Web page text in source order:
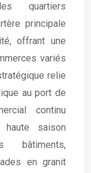
quartiers
principale
offrant une
variés
relie
au port de
continu
haute saison
bâtiments,
en granit